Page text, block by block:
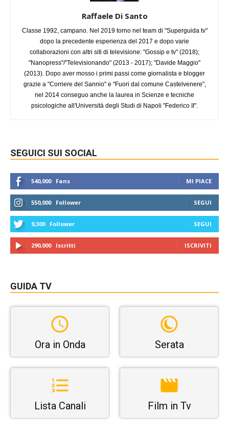
Raffaele Di Santo
Classe 1992, campano. Nel 2019 torno nel team di "Superguida tv"
dopo la precedente esperienza del 2017 e dopo varie
collaborazioni con altri siti di televisione: "Gossip e tv" (2018);
"Nanopress"/"Televisionando" (2013 - 2017); "Davide Maggio"
(2013). Dopo aver mosso i primi passi come giornalista e blogger
grazie a "Corriere del Sannio" e "Fuori dal comune Castelvenere",
nel 2014 conseguo anche la laurea in Scienze e tecniche
psicologiche all'Università degli Studi di Napoli "Federico II".
SEGUICI SUI SOCIAL
540,000 Fans MI PIACE
550,000 Follower SEGUI
9,300 Follower SEGUI
290,000 Iscritti ISCRIVITI
GUIDA TV
Ora in Onda Serata
Lista Canali Film in Tv